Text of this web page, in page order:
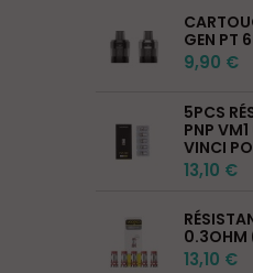
GEN PT
9,90 €
5PCS
PNP
VINCI
13,10 €
0.3OHM
13,10 €